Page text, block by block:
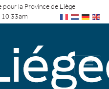
la Province de Liège
10:33am